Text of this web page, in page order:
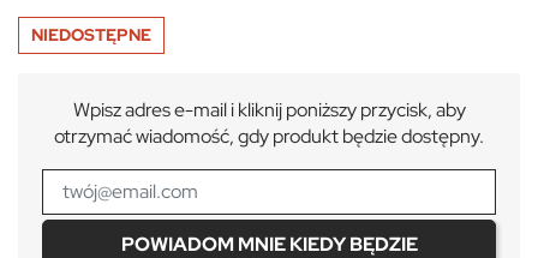
NIEDOSTĘPNE
Wpisz adres e-mail i kliknij poniższy przycisk, aby
otrzymać wiadomość, gdy produkt będzie dostępny.
POWIADOM MNIE KIEDY BĘDZIE